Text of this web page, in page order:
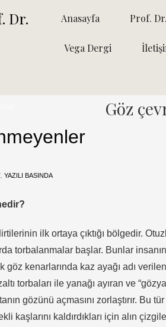
Anasayfa Prof.
Vega Dergi
Göz
YAZILI BASINDA
ilk ortaya çıktığı bölgedir.
torbalanmalar başlar. Bunlar
kenarlarında kaz ayağı adı verilen
torbaları ile yanağı ayıran ve
gözünü açmasını zorlaştırır. Bu
kaşlarını kaldırdıkları için alın